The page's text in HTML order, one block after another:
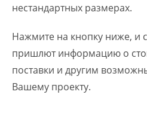
нестандартных размерах.
Нажмите на кнопку ниже, и
пришлют информацию о
поставки и другим
Вашему проекту.